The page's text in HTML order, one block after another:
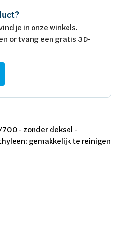
je in onze winkels.
ontvang een gratis 3D-
- zonder deksel -
gemakkelijk te reinigen